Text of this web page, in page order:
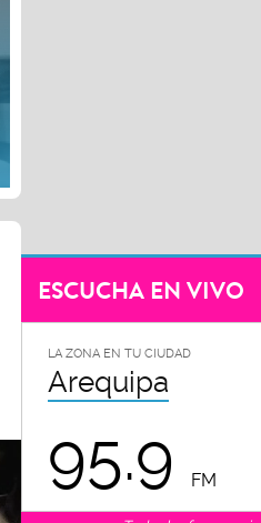
ESCUCHA EN VIVO
LA ZONA EN TU CIUDAD
Arequipa
95.9 FM